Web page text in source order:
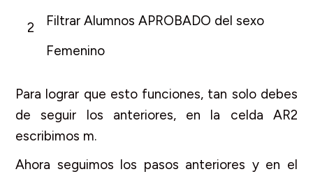
2
Filtrar Alumnos APROBADO del sexo
Femenino
Para lograr que esto funciones, tan solo debes
de seguir los anteriores, en la celda AR2
escribimos m.
Ahora seguimos los pasos anteriores y en el